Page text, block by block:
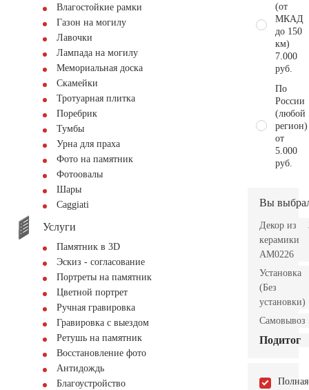
Влагостойкие рамки
Газон на могилу
Лавочки
Лампада на могилу
Мемориальная доска
Скамейки
Тротуарная плитка
Поребрик
Тумбы
Урна для праха
Фото на памятник
Фотоовалы
Шары
Сaggiati
Услуги
Памятник в 3D
Эскиз - согласование
Портреты на памятник
Цветной портрет
Ручная гравировка
Гравировка с выездом
Ретушь на памятник
Восстановление фото
Антидождь
Благоустройство
(от
МКАД
до 150
км)
7.000
руб.
По
России
(любой
регион)
от
5.000
руб.
Вы
Декор из
керамики
AM0226
Установка
(Без
установки)
Самовывоз
Подитог
Полная